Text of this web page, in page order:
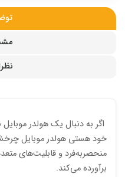
اگر به دنبال یک هولدر
خود هستی هولدر موبایل
منحصربه‌فرد و قابلیت‌های
برآورده می‌کند.